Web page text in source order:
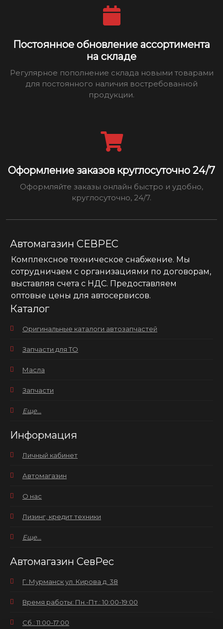
Постоянное обновление ассортимента
на складе
Регулярное пополнение склада новыми товарами
для постоянного наличия востребованной
продукции.
Оформление заказов круглосуточно 24/7
Оформляйте заказы онлайн быстро и удобно,
круглосуточно, 24/7.
Автомагазин СЕВРЕС
Комплексное техническое снабжение. Мы
сотрудничаем с организациями по договорам,
выставляя счета с НДС. Предоставляем
оптовые цены для автосервисов.
Каталог
Оригинальные каталоги автозапчастей
Запчасти для ТО
Масла
Запчасти
Еще...
Информация
Личный кабинет
Автомагазин
О нас
Лизинг, кредит техники
Еще...
Автомагазин СевРес
Г. Мурманск ул. Кирова д. 38
Время работы: Пн.-Пт.: 10:00-19:00
Сб.: 11:00-17:00